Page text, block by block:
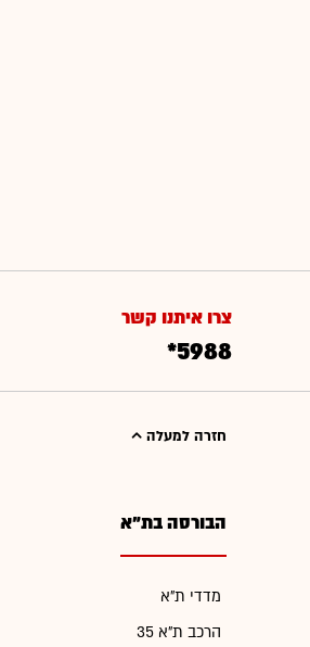
צרו איתנו קשר
*5988
חזרה למעלה
הבורסה בת"א
מדדי ת"א
הרכב ת"א 35